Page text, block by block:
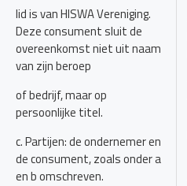
lid is van HISWA Vereniging.
Deze consument sluit de
overeenkomst niet uit naam
van zijn beroep
of bedrijf, maar op
persoonlijke titel.
c. Partijen: de ondernemer en
de consument, zoals onder a
en b omschreven.